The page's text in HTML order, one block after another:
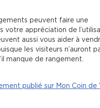
peuvent faire une
votre appréciation de
aussi vous aider à
les visiteurs n’auront
manque de rangement.
publié sur Mon Coin de